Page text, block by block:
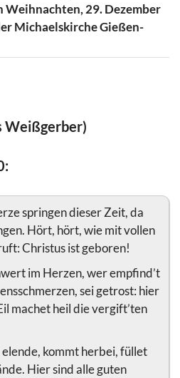
Weihnachten, 29. Dezember
Michaelskirche Gießen-
Weißgerber)
springen dieser Zeit, da
Hört, hört, wie mit vollen
Christus ist geboren!
im Herzen, wer empfind’t
sei getrost: hier
machet heil die vergift’ten
kommt herbei, füllet
Hier sind alle guten